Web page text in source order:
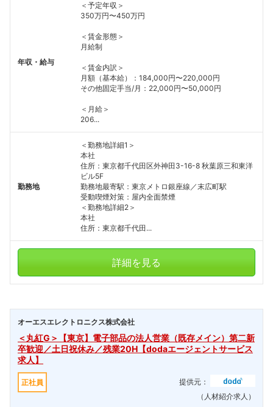
年収・給与
＜予定年収＞
350万円〜450万円
＜賃金形態＞
月給制
＜賃金内訳＞
月額（基本給）：184,000円〜220,000円
その他固定手当/月：22,000円〜50,000円
＜月給＞
206...
勤務地
＜勤務地詳細1＞
本社
住所：東京都千代田区外神田3-16-8 秋葉原三和東洋
ビル5F
勤務地最寄駅：東京メトロ銀座線／末広町駅
受動喫煙対策：屋内全面禁煙
＜勤務地詳細2＞
本社
住所：東京都千代田...
詳細を見る
オーエスエレクトロニクス株式会社
＜丸紅G＞【東京】電子部品の法人営業（既存メイン）第二新
卒歓迎／土日祝休み／残業20H【dodaエージェントサービス
求人】
正社員
提供元：
（人材紹介求人）